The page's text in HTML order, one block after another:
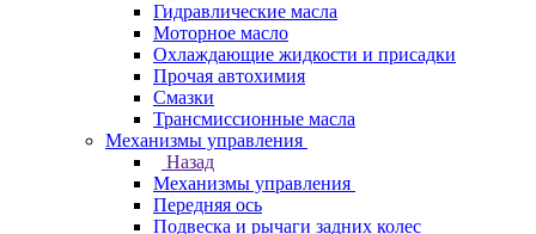
Гидравлические масла
Моторное масло
Охлаждающие жидкости и присадки
Прочая автохимия
Смазки
Трансмиссионные масла
Механизмы управления
Назад
Механизмы управления
Передняя ось
Подвеска и рычаги задних колес